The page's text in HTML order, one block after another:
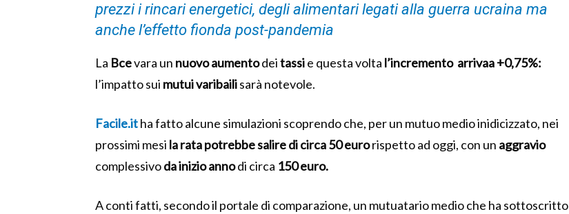
prezzi i rincari energetici, degli alimentari legati alla guerra ucraina ma
anche l’effetto fionda post-pandemia
La Bcevara un nuovoaumentodeitassie questa volta l’incremento arrivaa+0,75%:
l’impatto sui mutuivaribailisarà notevole.
Facile.itha fatto alcune simulazioni scoprendo che, per un mutuo medio inidicizzato, nei
prossimi mesi la rata potrebbesalire di circa 50 eurorispetto ad oggi, con un aggravio
complessivoda inizio annodi circa 150 euro.
A conti fatti, secondo il portale di comparazione, un mutuatario medio che ha sottoscritto